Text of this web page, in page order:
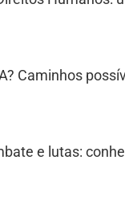
Caminhos
e lutas: